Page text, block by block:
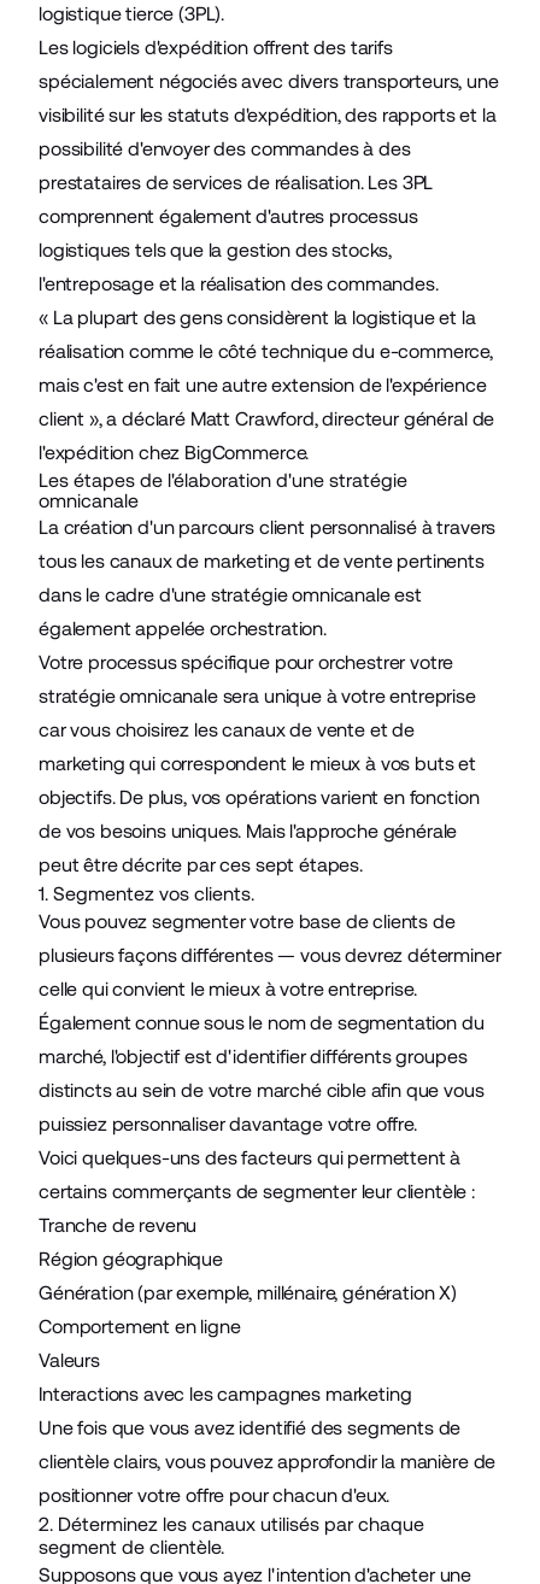
logistique tierce (3PL).
Les logiciels d'expédition offrent des tarifs
spécialement négociés avec divers transporteurs, une
visibilité sur les statuts d'expédition, des rapports et la
possibilité d'envoyer des commandes à des
prestataires de services de réalisation. Les 3PL
comprennent également d'autres processus
logistiques tels que la gestion des stocks,
l'entreposage et la réalisation des commandes.
« La plupart des gens considèrent la logistique et la
réalisation comme le côté technique du e-commerce,
mais c'est en fait une autre extension de l'expérience
client », a déclaré Matt Crawford, directeur général de
l'expédition chez BigCommerce.
Les étapes de l'élaboration d'une stratégie
omnicanale
La création d'un parcours client personnalisé à travers
tous les canaux de marketing et de vente pertinents
dans le cadre d'une stratégie omnicanale est
également appelée orchestration.
Votre processus spécifique pour orchestrer votre
stratégie omnicanale sera unique à votre entreprise
car vous choisirez les canaux de vente et de
marketing qui correspondent le mieux à vos buts et
objectifs. De plus, vos opérations varient en fonction
de vos besoins uniques. Mais l'approche générale
peut être décrite par ces sept étapes.
1. Segmentez vos clients.
Vous pouvez segmenter votre base de clients de
plusieurs façons différentes — vous devrez déterminer
celle qui convient le mieux à votre entreprise.
Également connue sous le nom de segmentation du
marché, l'objectif est d'identifier différents groupes
distincts au sein de votre marché cible afin que vous
puissiez personnaliser davantage votre offre.
Voici quelques-uns des facteurs qui permettent à
certains commerçants de segmenter leur clientèle :
Tranche de revenu
Région géographique
Génération (par exemple, millénaire, génération X)
Comportement en ligne
Valeurs
Interactions avec les campagnes marketing
Une fois que vous avez identifié des segments de
clientèle clairs, vous pouvez approfondir la manière de
positionner votre offre pour chacun d'eux.
2. Déterminez les canaux utilisés par chaque
segment de clientèle.
Supposons que vous ayez l'intention d'acheter une